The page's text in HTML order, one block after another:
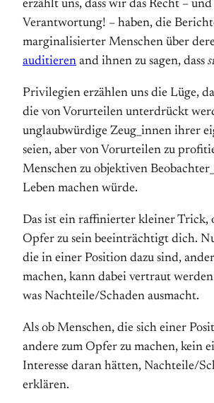
erzählt uns, dass wir das Recht –
Verantwortung! – haben, die
marginalisierter Menschen über
auditieren and ihnen zu sagen, dass
Privilegien erzählen uns die Lüge,
die von Vorurteilen unterdrückt
unglaubwürdige Zeug_innen ihrer
seien, aber von Vorurteilen zu
Menschen zu objektiven
Leben machen würde.
Das ist ein raffinierter kleiner Trick,
Opfer zu sein beeinträchtigt dich.
die in einer Position dazu sind,
machen, kann dabei vertraut
was Nachteile/Schaden ausmacht.
Als ob Menschen, die sich einer
andere zum Opfer zu machen, kein
Interesse daran hätten, Nachteile/
erklären.